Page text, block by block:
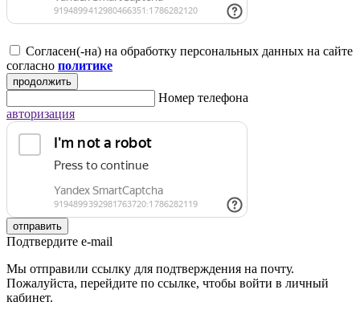
Согласен(-на) на обработку персональных данных на сайте
согласно политике
продолжить
Номер телефона
авторизация
отправить
Подтвердите e-mail
Мы отправили ссылку для подтверждения на почту.
Пожалуйста, перейдите по ссылке, чтобы войти в личный
кабинет.